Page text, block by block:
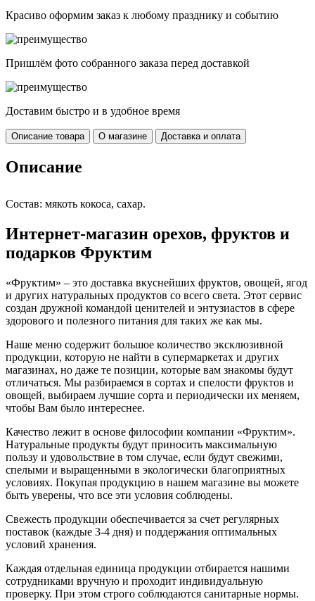
Красиво оформим заказ к любому празднику и событию
Пришлём фото собранного заказа перед доставкой
Доставим быстро и в удобное время
Описание товара О магазине Доставка и оплата
Описание
Состав: мякоть кокоса, сахар.
Интернет-магазин орехов, фруктов и
подарков Фруктим
«Фруктим» – это доставка вкуснейших фруктов, овощей, ягод
и других натуральных продуктов со всего света. Этот сервис
создан дружной командой ценителей и энтузиастов в сфере
здорового и полезного питания для таких же как мы.
Наше меню содержит большое количество эксклюзивной
продукции, которую не найти в супермаркетах и других
магазинах, но даже те позиции, которые вам знакомы будут
отличаться. Мы разбираемся в сортах и спелости фруктов и
овощей, выбираем лучшие сорта и периодически их меняем,
чтобы Вам было интереснее.
Качество лежит в основе философии компании «Фруктим».
Натуральные продукты будут приносить максимальную
пользу и удовольствие в том случае, если будут свежими,
cпелыми и выращенными в экологически благоприятных
условиях. Покупая продукцию в нашем магазине вы можете
быть уверены, что все эти условия соблюдены.
Свежесть продукции обеспечивается за счет регулярных
поставок (каждые 3-4 дня) и поддержания оптимальных
условий хранения.
Каждая отдельная единица продукции отбирается нашими
сотрудниками вручную и проходит индивидуальную
проверку. При этом строго соблюдаются санитарные нормы.